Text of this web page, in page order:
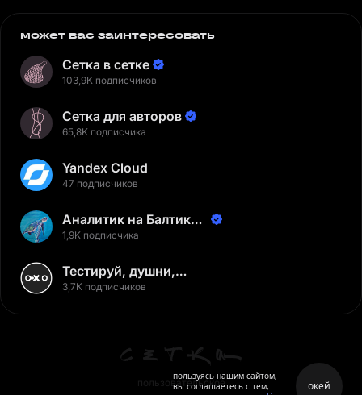
может вас заинтересовать
Сетка в сетке
103,9K подписчиков
Сетка для авторов
65,8K подписчика
Yandex Cloud
47 подписчиков
Аналитик на Балтике |
Неверов Станислав
1,9K подписчика
Тестируй, душни,
наслаждайся
3,7K подписчиков
пользовательское
пользуясь нашим сайтом,
вы соглашаетесь с тем,
окей